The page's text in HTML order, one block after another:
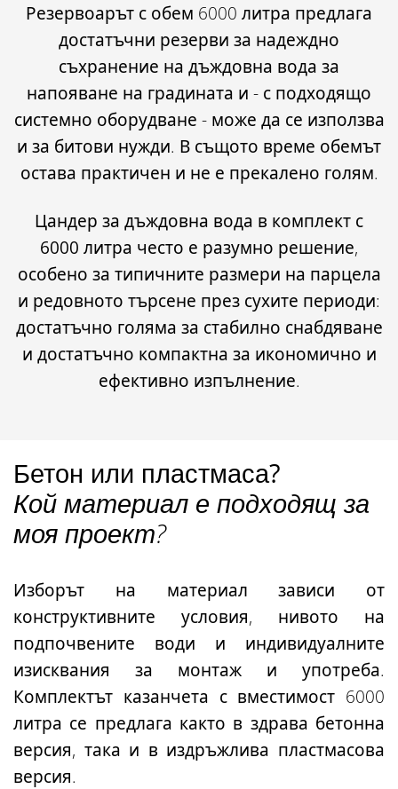
Резервоарът с обем 6000 литра предлага
достатъчни резерви за надеждно
съхранение на дъждовна вода за
напояване на градината и - с подходящо
системно оборудване - може да се използва
и за битови нужди. В същото време обемът
остава практичен и не е прекалено голям.
Цандер за дъждовна вода в комплект с
6000 литра често е разумно решение,
особено за типичните размери на парцела
и редовното търсене през сухите периоди:
достатъчно голяма за стабилно снабдяване
и достатъчно компактна за икономично и
ефективно изпълнение.
Бетон или пластмаса?
Кой материал е подходящ за
моя проект?
Изборът на материал зависи от
конструктивните условия, нивото на
подпочвените води и индивидуалните
изисквания за монтаж и употреба.
Комплектът казанчета с вместимост 6000
литра се предлага както в здрава бетонна
версия, така и в издръжлива пластмасова
версия.